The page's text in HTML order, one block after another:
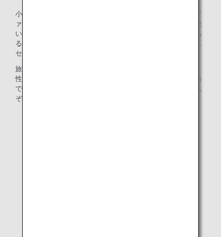
小峰さん：使い勝手を考えて、形状によりポーチをダブルフ
ァスナーにしたり、年齢や性別に関係なく、どなたでもお使
いいただけるよう外側に使用している布の配色を何種類もあ
る色見本から選択しました。スキンケア製品についてもユニ
セックスでご使用いただけるものになっています。
旅が終わった後も引き続きご愛用いただけるように、耐久
性、形、サイズにもこだわって開発をしました。往路・復路
でご提供するポーチの色やデザインを変えているので、それ
ぞれのポーチの違いをお楽しみいただけたらと思います。